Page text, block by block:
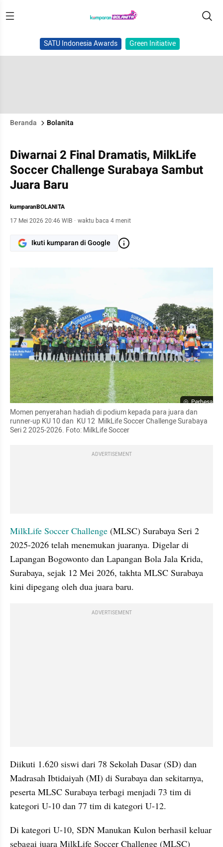
SATU Indonesia Awards Green Initiative
Beranda Bolanita
Diwarnai 2 Final Dramatis, MilkLife
Soccer Challenge Surabaya Sambut
Juara Baru
kumparanBOLANITA
17 Mei 2026 20:46 WIB · waktu baca 4 menit
Ikuti kumparan di Google
Perbesar
Momen penyerahan hadiah di podium kepada para juara dan
runner-up KU 10 dan  KU 12  MilkLife Soccer Challenge Surabaya
Seri 2 2025-2026. Foto: MilkLife Soccer
ADVERTISEMENT
MilkLife Soccer Challenge (MLSC) Surabaya Seri 2
2025-2026 telah menemukan juaranya. Digelar di
Lapangan Bogowonto dan Lapangan Bola Jala Krida,
Surabaya, sejak 12 Mei 2026, takhta MLSC Surabaya
kini dipegang oleh dua juara baru.
ADVERTISEMENT
Diikuti 1.620 siswi dari 78 Sekolah Dasar (SD) dan
Madrasah Ibtidaiyah (MI) di Surabaya dan sekitarnya,
peserta MLSC Surabaya terbagi menjadi 73 tim di
kategori U-10 dan 77 tim di kategori U-12.
Di kategori U-10, SDN Manukan Kulon berhasil keluar
sebagai juara MilkLife Soccer Challenge (MLSC)